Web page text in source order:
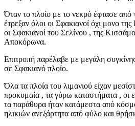
Όταν το πλοίο με το νεκρό έφτασε
έτρεξαν όλοι οι Σφακιανοί όχι μονο
οι Σφακιανοί του Σελίνου , της
Αποκόρωνα.
Επιτροπή παρέλαβε με μεγάλη
σε Σφακιανό πλοίο.
Όλα τα πλοία του λιμανιού είχαν
προκυμαία , τα γύρω καταστήματα , οι
τα παράθυρα ήταν κατάμεστα από
ηλικιών ανεξάρτητα από φύλο και